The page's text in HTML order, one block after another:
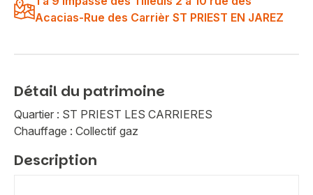
Acacias-Rue des Carrièr ST PRIEST EN JAREZ
Détail du patrimoine
Quartier : ST PRIEST LES CARRIERES
Chauffage : Collectif gaz
Description